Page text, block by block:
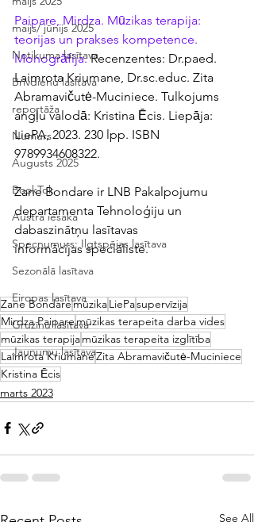
maijs/ jūnijs 2025
Notikuma lasītava
Brīvdienu lasītava
reportāža
Numurs
Augusts 2025
BookTok
Austra iesaka
Specnumurs: Ilgtspējas lasītava
Sezonālā lasītava
Eiropas lasītava
Gruzīnu lasītava
Jaunumu lasītava
Paipare, Mirdza. Mūzikas terapija:
teorijas un prakses kompetence.
Monogrāfija. Recenzentes: Dr.paed.
Laimrota Kriumane, Dr.sc.educ. Zita
Abramavičutė-Muciniece. Tulkojums
angļu valodā: Kristina Ēcis. Liepāja:
LiePA, 2023. 230 lpp. ISBN
9789934608322.
Zane Bondare ir LNB Pakalpojumu
departamenta Tehnoloģiju un
dabaszinātņu lasītavas
informācijas speciāliste.
Zane BondaremūzikaLiePasupervīzija
Mirdza Paiparemūzikas terapeita darba vides
mūzikas terapijamūzikas terapeita izglītība
Laimrota KriumaneZita Abramavičutė-Muciniece
Kristina Ēcis
marts 2023
See All